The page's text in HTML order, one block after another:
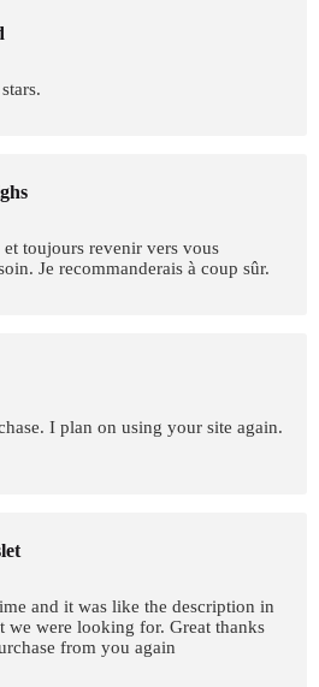
toujours revenir vers vous
Je recommanderais à coup sûr.
I plan on using your site again.
and it was like the description in
we were looking for. Great thanks
from you again